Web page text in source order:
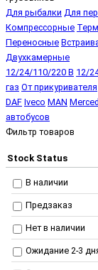
Для рыбалки Для
Компрессорные
Переносные
Двухкамерные
12/24/110/220 В 12/
газ От прикуривателя
DAF Iveco MAN
автобусов
Фильтр товаров
Stock Status
В наличии
Предзаказ
Нет в наличии
Ожидание 2-3